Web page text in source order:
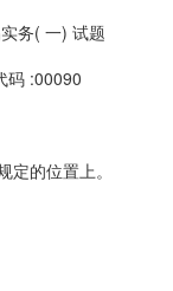
务( 一) 试题
:00090
的位置上。